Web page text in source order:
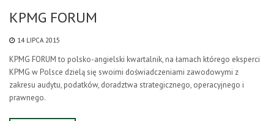
KPMG FORUM
14 LIPCA 2015
KPMG FORUM to polsko-angielski kwartalnik, na łamach którego eksperci
KPMG w Polsce dzielą się swoimi doświadczeniami zawodowymi z
zakresu audytu, podatków, doradztwa strategicznego, operacyjnego i
prawnego.